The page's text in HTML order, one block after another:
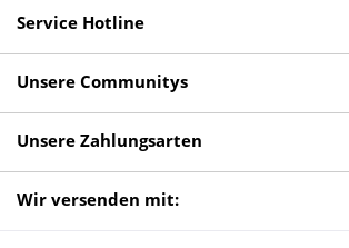
Service Hotline
Unsere Communitys
Unsere Zahlungsarten
Wir versenden mit: